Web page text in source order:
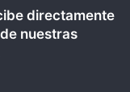
directamente
nuestras